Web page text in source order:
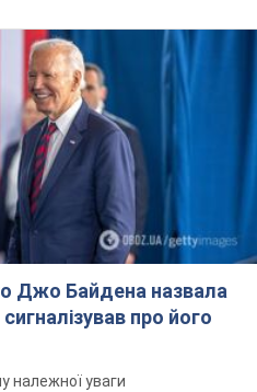
Джо Байдена назвала
про його
належної уваги